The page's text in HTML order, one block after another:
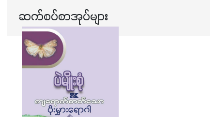
ဆက်စပ်စာအုပ်များ